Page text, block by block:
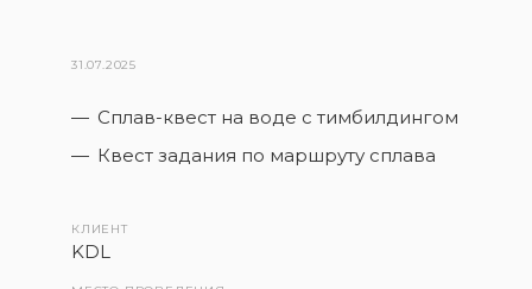
31.07.2025
Сплав-квест на воде с тимбилдингом
Квест задания по маршруту сплава
КЛИЕНТ
KDL